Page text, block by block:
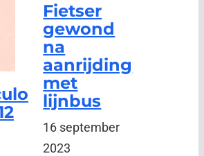
Fietser
gewond
na
aanrijding
met
lijnbus
16 september
2023